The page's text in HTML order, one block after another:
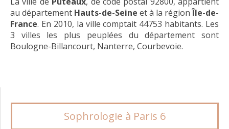
au département Hauts-de-Seine et à la régionÎle-de-
France. En 2010, la ville comptait 44753 habitants. Les
3 villes les plus peuplées du département sont
Boulogne-Billancourt, Nanterre, Courbevoie.
Sophrologie à Paris 6